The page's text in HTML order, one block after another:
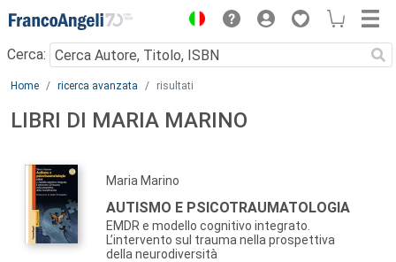
Menu
Cerca:
Main content
Home ricerca avanzata risultati
LIBRI DI MARIA MARINO
Maria Marino
AUTISMO E PSICOTRAUMATOLOGIA
EMDR e modello cognitivo integrato.
L’intervento sul trauma nella prospettiva
della neurodiversità